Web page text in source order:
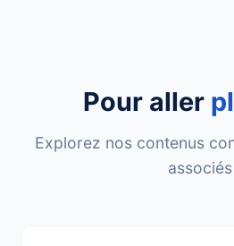
Pour aller
Explorez nos contenus
associés